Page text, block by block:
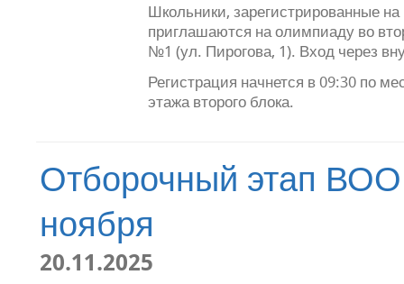
Школьники, зарегистрированные
приглашаются на олимпиаду во
№1 (ул. Пирогова, 1). Вход через
Регистрация начнется в 09:30 по
этажа второго блока.
Отборочный этап
ноября
20.11.2025